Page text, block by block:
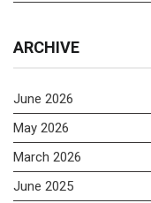
ARCHIVE
June 2026
May 2026
March 2026
June 2025